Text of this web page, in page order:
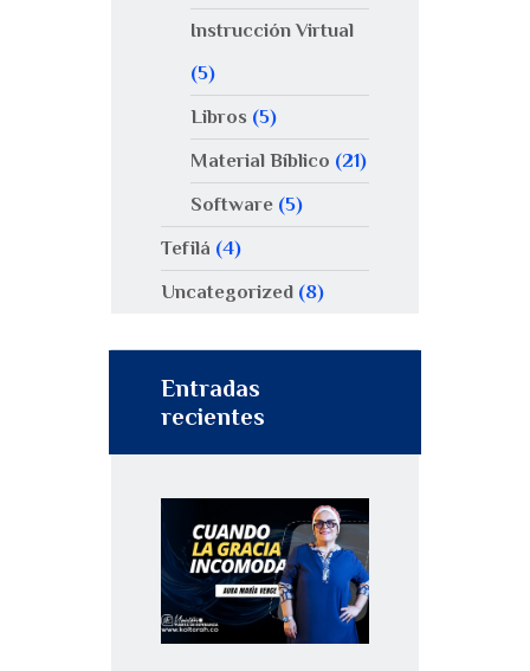
Instrucción Virtual
(5)
Libros (5)
Material Bíblico (21)
Software(5)
Tefilá (4)
Uncategorized (8)
Entradas
recientes